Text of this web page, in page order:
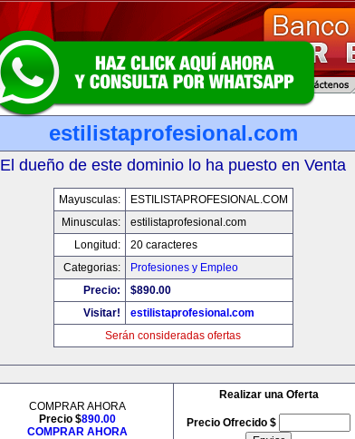
estilistaprofesional.com
El dueño de este dominio lo ha puesto en Venta
Mayusculas:
ESTILISTAPROFESIONAL.COM
Minusculas:
estilistaprofesional.com
Longitud:
20 caracteres
Categorias:
Profesiones y Empleo
Precio:
$890.00
Visitar!
estilistaprofesional.com
Serán consideradas ofertas
COMPRAR AHORA
Precio $890.00
COMPRAR AHORA
Realizar una Oferta
Precio Ofrecido $